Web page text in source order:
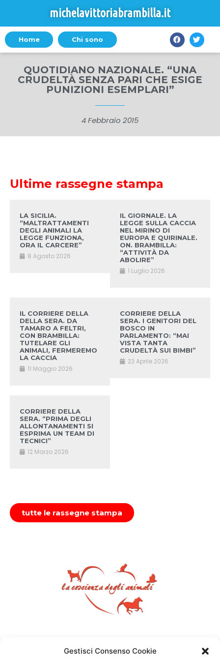
Gestisci Consenso Cookie
michelavittoriabrambilla.it
Home Chi sono
QUOTIDIANO NAZIONALE. “UNA
CRUDELTÀ SENZA PARI CHE ESIGE
PUNIZIONI ESEMPLARI”
4 Febbraio 2015
Ultime rassegne stampa
LA SICILIA.
“MALTRATTAMENTI
DEGLI ANIMALI LA
LEGGE FUNZIONA,
ORA IL CARCERE”
8 Agosto 2026
IL GIORNALE. LA
LEGGE SULLA CACCIA
NEL MIRINO DI
EUROPA E QUIRINALE.
ON. BRAMBILLA:
“ATTIVITÀ DA
ABOLIRE”
1 Luglio 2026
IL CORRIERE DELLA
DELLA SERA. DA
TAMARO A FELTRI,
CON BRAMBILLA:
TUTELARE GLI
ANIMALI, FERMEREMO
LA CACCIA
11 Maggio 2026
CORRIERE DELLA
SERA. I GENITORI DEL
BOSCO IN
PARLAMENTO: “MAI
VISTA TANTA
CRUDELTÀ SUI BIMBI”
23 Aprile 2026
CORRIERE DELLA
SERA. “PRIMA DEGLI
ALLONTANAMENTI SI
ESPRIMA UN TEAM DI
TECNICI”
12 Marzo 2026
tutte le rassegne stampa